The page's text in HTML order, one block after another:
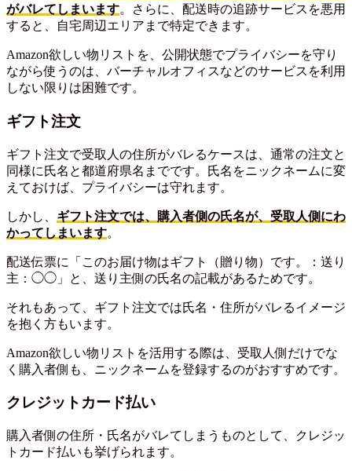
がバレてしまいます。さらに、配送時の追跡サービスを悪用
すると、自宅周辺エリアまで特定できます。
Amazon欲しい物リストを、公開状態でプライバシーを守り
ながら使うのは、バーチャルオフィスなどのサービスを利用
しない限りは困難です。
ギフト注文
ギフト注文で受取人の住所がバレるケースは、通常の注文と
同様に氏名と都道府県名までです。氏名をニックネームに変
えておけば、プライバシーは守れます。
しかし、 ギフト注文では、購入者側の氏名が、受取人側にわ
かってしまいます。
配送伝票に「このお届け物はギフト（贈り物）です。：送り
主：◯◯」と、送り主側の氏名の記載があるためです。
それもあって、ギフト注文では氏名・住所がバレるイメージ
を抱く方もいます。
Amazon欲しい物リストを活用する際は、受取人側だけでな
く購入者側も、ニックネームを登録するのがおすすめです。
クレジットカード払い
購入者側の住所・氏名がバレてしまうものとして、クレジッ
トカード払いも挙げられます。